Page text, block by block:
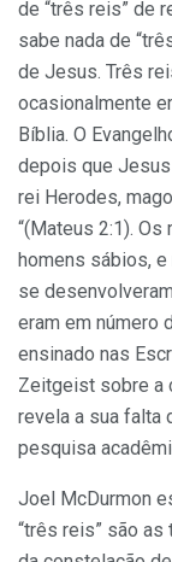
de “três reis” de
sabe nada de
de Jesus. Três
ocasionalmente
Bíblia. O
depois que
rei Herodes,
“(Mateus 2:1).
homens sábios, e
se
eram em número
ensinado nas
Zeitgeist sobre a
revela a sua falta
pesquisa
Joel McDurmon
“três reis” são